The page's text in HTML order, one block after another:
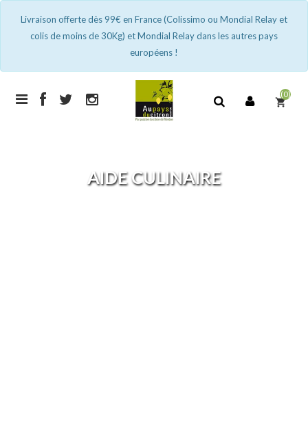
Livraison offerte dès 99€ en France (Colissimo ou Mondial Relay et
colis de moins de 30Kg) et Mondial Relay dans les autres pays
européens !
shopping_cart
(0)
AIDE CULINAIRE